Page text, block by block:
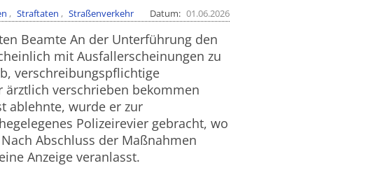
Straftaten Straßenverkehr Datum 01.06.2026
Beamte An der Unterführung den
mit Ausfallerscheinungen zu
verschreibungspflichtige
verschrieben bekommen
ablehnte, wurde er zur
Polizeirevier gebracht, wo
Abschluss der Maßnahmen
Anzeige veranlasst.